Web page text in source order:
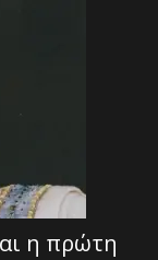
η πρώτη